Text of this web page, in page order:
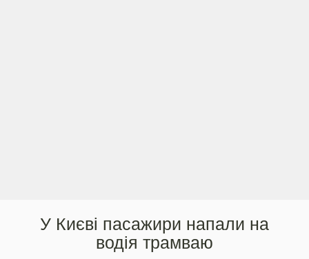
У Києві пасажири напали на
водія трамваю